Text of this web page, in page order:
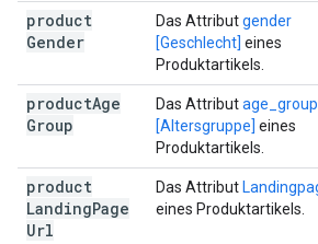
product
Gender
Das Attributgender
[Geschlecht] eines
Produktartikels.
productAge
Group
Das Attributage_group
[Altersgruppe] eines
Produktartikels.
product
LandingPage
Url
Das Attribut
eines Produktartikels.